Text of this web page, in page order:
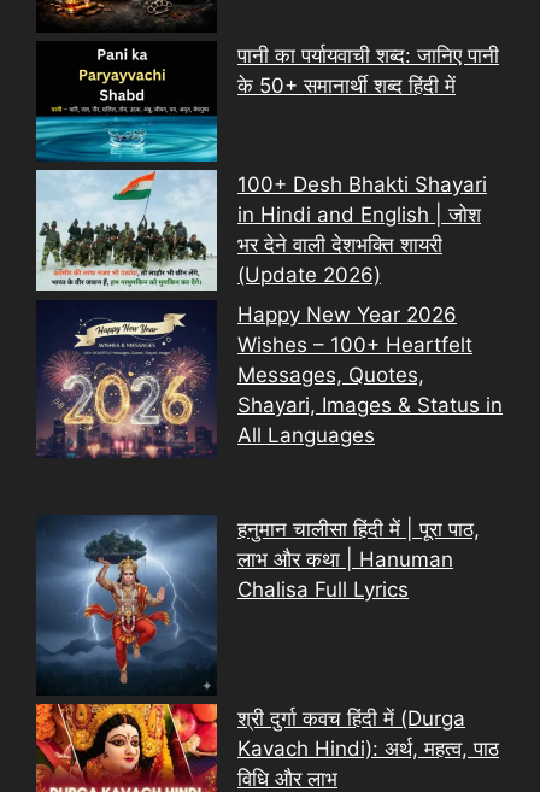
पानी का पर्यायवाची शब्द: जानिए पानी
के 50+ समानार्थी शब्द हिंदी में
100+ Desh Bhakti Shayari
in Hindi and English | जोश
भर देने वाली देशभक्ति शायरी
(Update 2026)
Happy New Year 2026
Wishes – 100+ Heartfelt
Messages, Quotes,
Shayari, Images & Status in
All Languages
हनुमान चालीसा हिंदी में | पूरा पाठ,
लाभ और कथा | Hanuman
Chalisa Full Lyrics
श्री दुर्गा कवच हिंदी में (Durga
Kavach Hindi): अर्थ, महत्व, पाठ
विधि और लाभ